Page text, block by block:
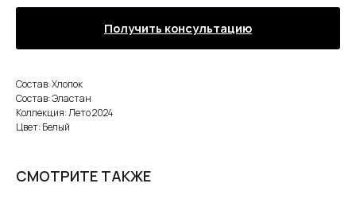
Получить консультацию
Состав: Хлопок
Состав: Эластан
Коллекция: Лето 2024
Цвет: Белый
СМОТРИТЕ ТАКЖЕ